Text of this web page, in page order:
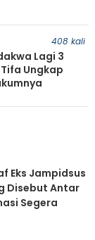
408 kali
Lagi 3
Ungkap
Eks Jampidsus
Disebut Antar
Segera